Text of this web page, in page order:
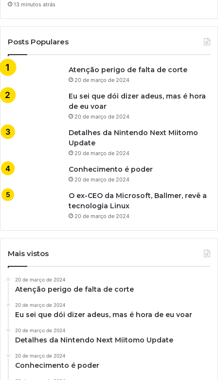
13 minutos atrás
Posts Populares
Atenção perigo de falta de corte
20 de março de 2024
Eu sei que dói dizer adeus, mas é hora
de eu voar
20 de março de 2024
Detalhes da Nintendo Next Miitomo
Update
20 de março de 2024
Conhecimento é poder
20 de março de 2024
O ex-CEO da Microsoft, Ballmer, revê a
tecnologia Linux
20 de março de 2024
Mais vistos
20 de março de 2024
Atenção perigo de falta de corte
20 de março de 2024
Eu sei que dói dizer adeus, mas é hora de eu voar
20 de março de 2024
Detalhes da Nintendo Next Miitomo Update
20 de março de 2024
Conhecimento é poder